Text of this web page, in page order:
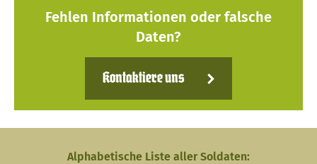
Fehlen Informationen oder falsche
Daten?
Kontaktiere uns
Alphabetische Liste aller Soldaten: